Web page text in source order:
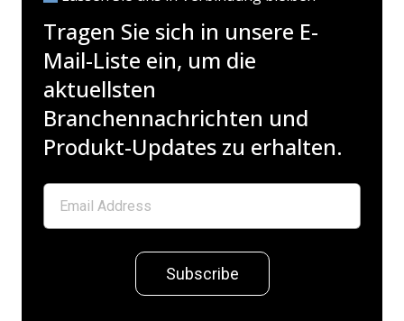
Tragen Sie sich in unsere E-
Mail-Liste ein, um die
aktuellsten
Branchennachrichten und
Produkt-Updates zu erhalten.
Subscribe